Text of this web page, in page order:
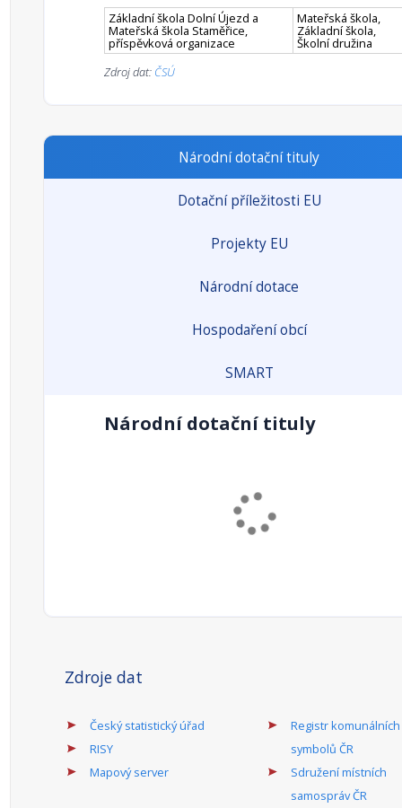
Základní škola Dolní Újezd a
Mateřská škola Staměřice,
příspěvková organizace
Mateřská škola,
Základní škola,
Školní družina
Zdroj dat: ČSÚ
Národní dotační tituly
Dotační příležitosti EU
Projekty EU
Národní dotace
Hospodaření obcí
SMART
Národní dotační tituly
Zdroje dat
Český statistický úřad
RISY
Mapový server
Registr komunálních
symbolů ČR
Sdružení místních
samospráv ČR